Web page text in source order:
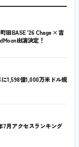
田BASE ’26 Chage × 吉
出演決定！
1,598億1,000万米ドル規
7月アクセスランキング